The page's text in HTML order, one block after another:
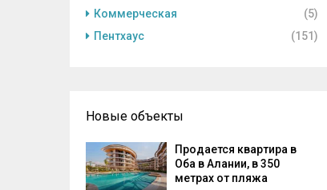
Коммерческая
(5)
Пентхаус
(151)
Новые объекты
Продается квартира в
Оба в Алании, в 350
метрах от пляжа